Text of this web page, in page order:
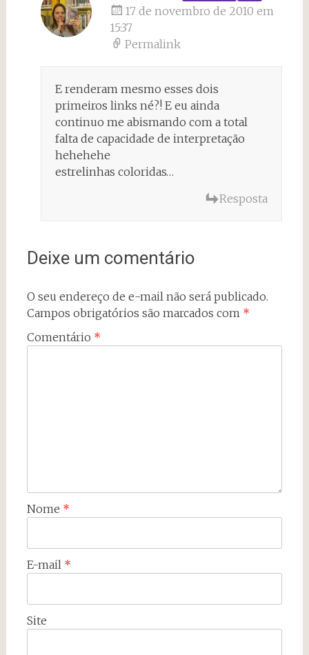
17 de novembro de 2010 em
15:37
Permalink
E renderam mesmo esses dois
primeiros links né?! E eu ainda
continuo me abismando com a total
falta de capacidade de interpretação
hehehehe
estrelinhas coloridas…
Resposta
Deixe um comentário
O seu endereço de e-mail não será publicado.
Campos obrigatórios são marcados com *
Comentário *
Nome *
E-mail *
Site